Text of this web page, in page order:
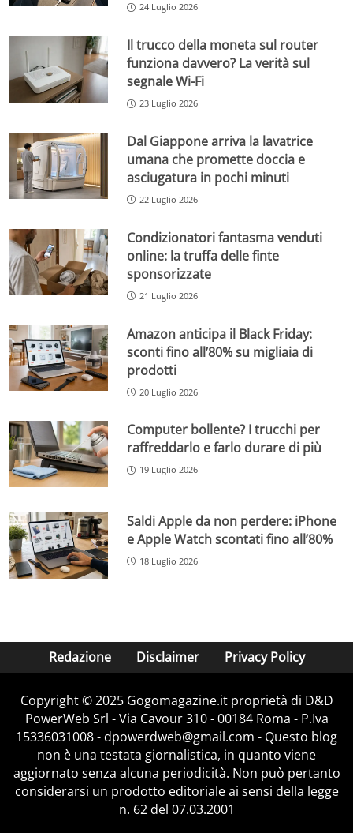
24 Luglio 2026
Il trucco della moneta sul router
funziona davvero? La verità sul
segnale Wi-Fi
23 Luglio 2026
Dal Giappone arriva la lavatrice
umana che promette doccia e
asciugatura in pochi minuti
22 Luglio 2026
Condizionatori fantasma venduti
online: la truffa delle finte
sponsorizzate
21 Luglio 2026
Amazon anticipa il Black Friday:
sconti fino all’80% su migliaia di
prodotti
20 Luglio 2026
Computer bollente? I trucchi per
raffreddarlo e farlo durare di più
19 Luglio 2026
Saldi Apple da non perdere: iPhone
e Apple Watch scontati fino all’80%
18 Luglio 2026
Redazione Disclaimer Privacy Policy
Copyright © 2025 Gogomagazine.it proprietà di D&D
PowerWeb Srl - Via Cavour 310 - 00184 Roma - P.Iva
15336031008 - dpowerdweb@gmail.com - Questo blog
non è una testata giornalistica, in quanto viene
aggiornato senza alcuna periodicità. Non può pertanto
considerarsi un prodotto editoriale ai sensi della legge
n. 62 del 07.03.2001